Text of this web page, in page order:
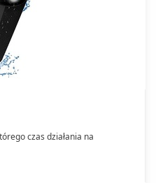
czas działania na